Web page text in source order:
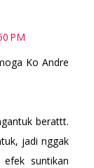
PM
Ko Andre
berattt.
jadi nggak
suntikan